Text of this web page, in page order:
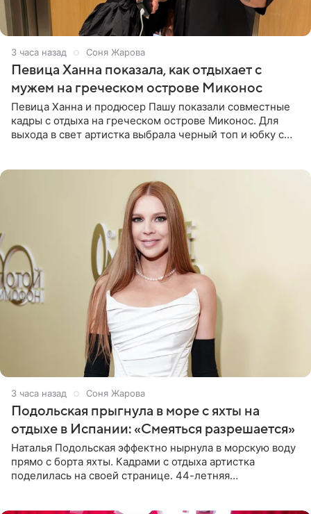
3 часа назад Соня Жарова
Певица Ханна показала, как отдыхает с
мужем на греческом острове Миконос
Певица Ханна и продюсер Пашу показали совместные
кадры с отдыха на греческом острове Миконос. Для
выхода в свет артистка выбрала черный топ и юбку с
3 часа назад Соня Жарова
Подольская прыгнула в море с яхты на
отдыхе в Испании: «Смеяться разрешается»
Наталья Подольская эффектно нырнула в морскую воду
прямо с борта яхты. Кадрами с отдыха артистка
поделилась на своей странице. 44-летняя